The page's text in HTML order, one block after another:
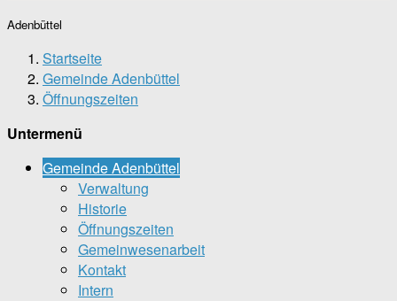
Adenbüttel
Startseite
Gemeinde Adenbüttel
Öffnungszeiten
Untermenü
Gemeinde Adenbüttel
Verwaltung
Historie
Öffnungszeiten
Gemeinwesenarbeit
Kontakt
Intern